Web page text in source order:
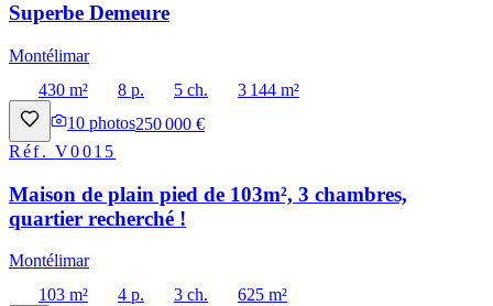
Superbe Demeure
Montélimar
430 m²
8 p. 5 ch.
3 144 m²
10 photos250 000 €
Réf.V0015
Maison de plain pied de 103m², 3 chambres,
quartier recherché !
Montélimar
103 m²
4 p. 3 ch.
625 m²